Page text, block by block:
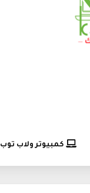
كمبيوتر ولاب توب